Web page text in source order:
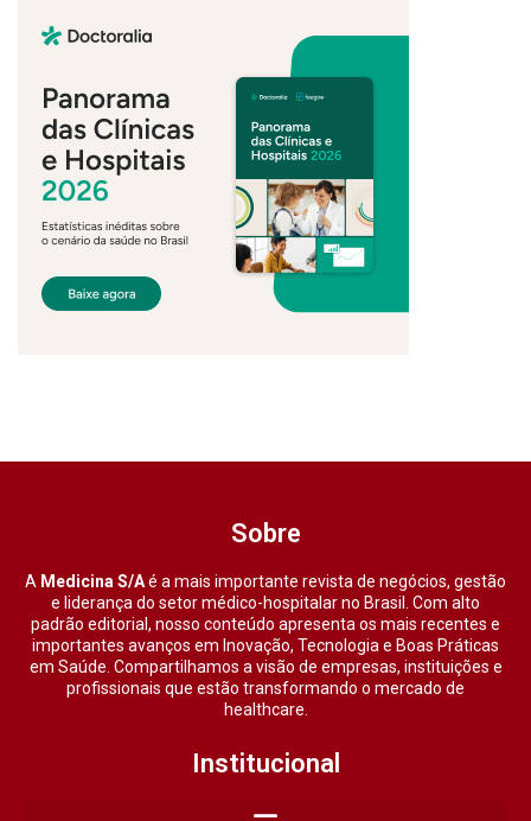
Sobre
A Medicina S/Aé a mais importante revista de negócios, gestão
e liderança do setor médico-hospitalar no Brasil. Com alto
padrão editorial, nosso conteúdo apresenta os mais recentes e
importantes avanços em Inovação, Tecnologia e Boas Práticas
em Saúde. Compartilhamos a visão de empresas, instituições e
profissionais que estão transformando o mercado de
healthcare.
Institucional